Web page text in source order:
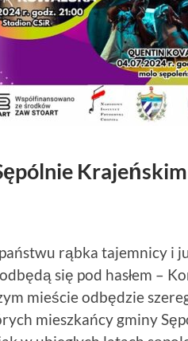
Krajeńskim
rąbka tajemnicy i
się pod hasłem –
mieście odbędzie
mieszkańcy gminy